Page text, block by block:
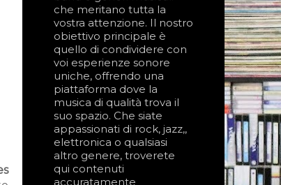
che meritano tutta la
vostra attenzione. Il nostro
obiettivo principale è
quello di condividere con
voi esperienze sonore
uniche, offrendo una
piattaforma dove la
musica di qualità trova il
suo spazio. Che siate
appassionati di rock, jazz,,
elettronica o qualsiasi
altro genere, troverete
qui contenuti
accuratamente